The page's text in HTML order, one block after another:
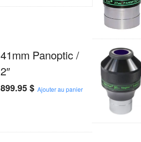
41mm Panoptic /
2″
899.95$ Ajouter au panier